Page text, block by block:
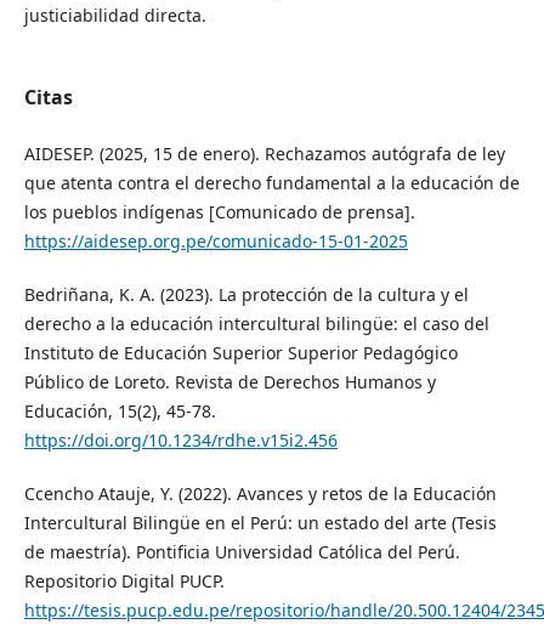
justiciabilidad directa.
Citas
AIDESEP. (2025, 15 de enero). Rechazamos autógrafa de ley
que atenta contra el derecho fundamental a la educación de
los pueblos indígenas [Comunicado de prensa].
https://aidesep.org.pe/comunicado-15-01-2025
Bedriñana, K. A. (2023). La protección de la cultura y el
derecho a la educación intercultural bilingüe: el caso del
Instituto de Educación Superior Superior Pedagógico
Público de Loreto. Revista de Derechos Humanos y
Educación, 15(2), 45-78.
https://doi.org/10.1234/rdhe.v15i2.456
Ccencho Atauje, Y. (2022). Avances y retos de la Educación
Intercultural Bilingüe en el Perú: un estado del arte (Tesis
de maestría). Pontificia Universidad Católica del Perú.
Repositorio Digital PUCP.
https://tesis.pucp.edu.pe/repositorio/handle/20.500.12404/